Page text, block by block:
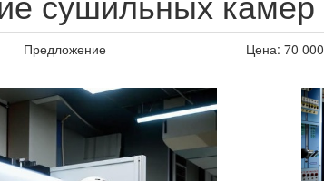
Предложение Цена: 70 000